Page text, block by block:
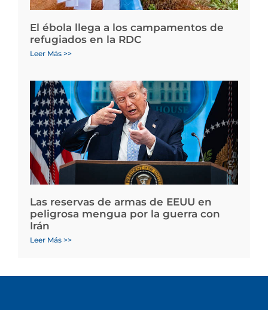
El ébola llega a los campamentos de
refugiados en la RDC
Leer Más >>
Las reservas de armas de EEUU en
peligrosa mengua por la guerra con
Irán
Leer Más >>